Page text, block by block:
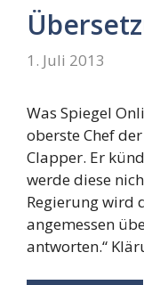
1. Juli 2013
Was Spiegel
oberste Chef
Clapper. Er
werde diese
Regierung wird
angemessen
antworten.“